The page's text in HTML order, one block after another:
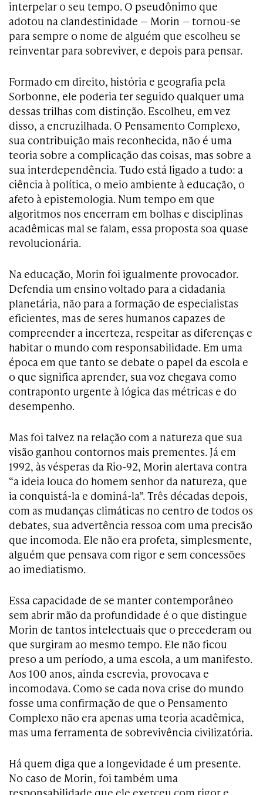
interpelar o seu tempo. O pseudônimo que
adotou na clandestinidade — Morin — tornou-se
para sempre o nome de alguém que escolheu se
reinventar para sobreviver, e depois para pensar.
Formado em direito, história e geografia pela
Sorbonne, ele poderia ter seguido qualquer uma
dessas trilhas com distinção. Escolheu, em vez
disso, a encruzilhada. O Pensamento Complexo,
sua contribuição mais reconhecida, não é uma
teoria sobre a complicação das coisas, mas sobre a
sua interdependência. Tudo está ligado a tudo: a
ciência à política, o meio ambiente à educação, o
afeto à epistemologia. Num tempo em que
algoritmos nos encerram em bolhas e disciplinas
acadêmicas mal se falam, essa proposta soa quase
revolucionária.
Na educação, Morin foi igualmente provocador.
Defendia um ensino voltado para a cidadania
planetária, não para a formação de especialistas
eficientes, mas de seres humanos capazes de
compreender a incerteza, respeitar as diferenças e
habitar o mundo com responsabilidade. Em uma
época em que tanto se debate o papel da escola e
o que significa aprender, sua voz chegava como
contraponto urgente à lógica das métricas e do
desempenho.
Mas foi talvez na relação com a natureza que sua
visão ganhou contornos mais prementes. Já em
1992, às vésperas da Rio-92, Morin alertava contra
“a ideia louca do homem senhor da natureza, que
ia conquistá-la e dominá-la”. Três décadas depois,
com as mudanças climáticas no centro de todos os
debates, sua advertência ressoa com uma precisão
que incomoda. Ele não era profeta, simplesmente,
alguém que pensava com rigor e sem concessões
ao imediatismo.
Essa capacidade de se manter contemporâneo
sem abrir mão da profundidade é o que distingue
Morin de tantos intelectuais que o precederam ou
que surgiram ao mesmo tempo. Ele não ficou
preso a um período, a uma escola, a um manifesto.
Aos 100 anos, ainda escrevia, provocava e
incomodava. Como se cada nova crise do mundo
fosse uma confirmação de que o Pensamento
Complexo não era apenas uma teoria acadêmica,
mas uma ferramenta de sobrevivência civilizatória.
Há quem diga que a longevidade é um presente.
No caso de Morin, foi também uma